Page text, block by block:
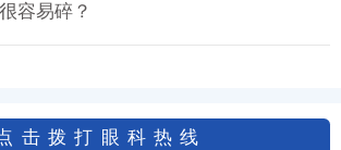
容易碎？
击拨打眼科热线